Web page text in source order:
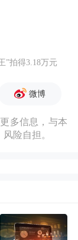
”拍得3.18万元
微博
多信息，与本
险自担。